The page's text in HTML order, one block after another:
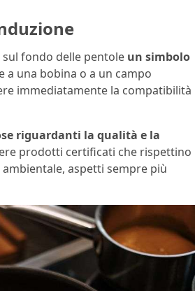
fondo delle pentole un simbolo
a una bobina o a un campo
immediatamente la compatibilità
riguardanti la qualità e la
prodotti certificati che rispettino
aspetti sempre più